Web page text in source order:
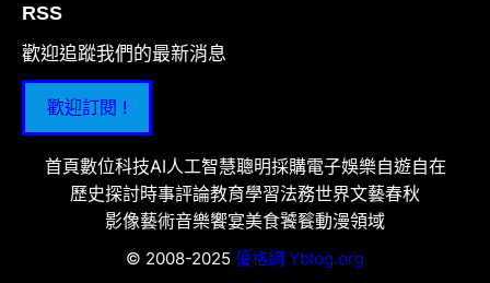
RSS
歡迎追蹤我們的最新消息
歡迎訂閱 !
首頁數位科技AI人工智慧聰明採購電子娛樂自遊自在
歷史探討時事評論教育學習法務世界文藝春秋
影像藝術音樂饗宴美食饕餮動漫領域
© 2008-2025 優格網 Yblog.org